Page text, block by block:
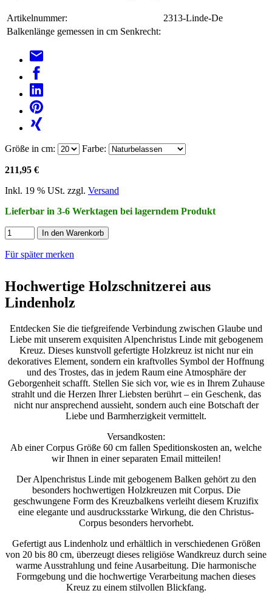
Artikelnummer:
2313-Linde-De
Balkenlänge gemessen in cm Senkrecht:
Größe in cm: Farbe:
211,95 €
Inkl. 19 % USt. zzgl. Versand
Lieferbar in 3-6 Werktagen bei lagerndem Produkt
In den Warenkorb
Für später merken
Hochwertige Holzschnitzerei aus
Lindenholz
Entdecken Sie die tiefgreifende Verbindung zwischen Glaube und
Liebe mit unserem exquisiten Alpenchristus Linde mit gebogenem
Kreuz. Dieses kunstvoll gefertigte Holzkreuz ist nicht nur ein
dekoratives Element, sondern ein kraftvolles Symbol der Hoffnung
und des Trostes, das in jedem Raum eine Atmosphäre der
Geborgenheit schafft. Stellen Sie sich vor, wie es in Ihrem Zuhause
strahlt und die Herzen Ihrer Liebsten berührt – ein Geschenk, das
nicht nur ansprechend aussieht, sondern auch eine Botschaft der
Liebe und Barmherzigkeit vermittelt.
Versandkosten:
Ab einer Corpus Größe 60 cm fallen Speditionskosten an, welche
wir Ihnen in einer separaten Email mitteilen!
Der Alpenchristus Linde mit gebogenem Balken gehört zu den
besonders hochwertigen Holzkreuzen mit Corpus. Die
geschwungene Form des Kreuzbalkens verleiht diesem Kruzifix
eine elegante und ausdrucksstarke Wirkung, die den Christus-
Corpus besonders hervorhebt.
Gefertigt aus Lindenholz und erhältlich in verschiedenen Größen
von 20 bis 80 cm, überzeugt dieses religiöse Wandkreuz durch seine
warme Ausstrahlung und feine Ausarbeitung. Die harmonische
Formgebung und die hochwertige Verarbeitung machen dieses
Kreuz zu einem stilvollen Blickfang.